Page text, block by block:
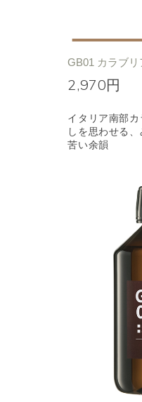
GB01 カラブ
2,970円
イタリア南部
しを思わせる
苦い余韻